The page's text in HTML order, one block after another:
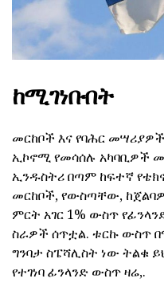
ከሚገነቡበት
መርከቦች እና የባሕር
ኢኮኖሚ የመሳሰሉ አካባቢዎች
ኢንዱስትሪ በጣም ከፍተኛ
መርከቦች, የውስጣቸው,
ምርት አገር 1% ውስጥ
ስራዎች ሰጥቷል. ቱርኩ ውስጥ
ግንባታ ስፔሻሊስት ነው ትልቁ
የተገነባ ፊንላንድ ውስጥ ዛሬ,.